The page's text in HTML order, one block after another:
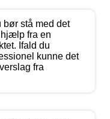
bør stå med det
hjælp fra en
Ifald du
kunne det
fra